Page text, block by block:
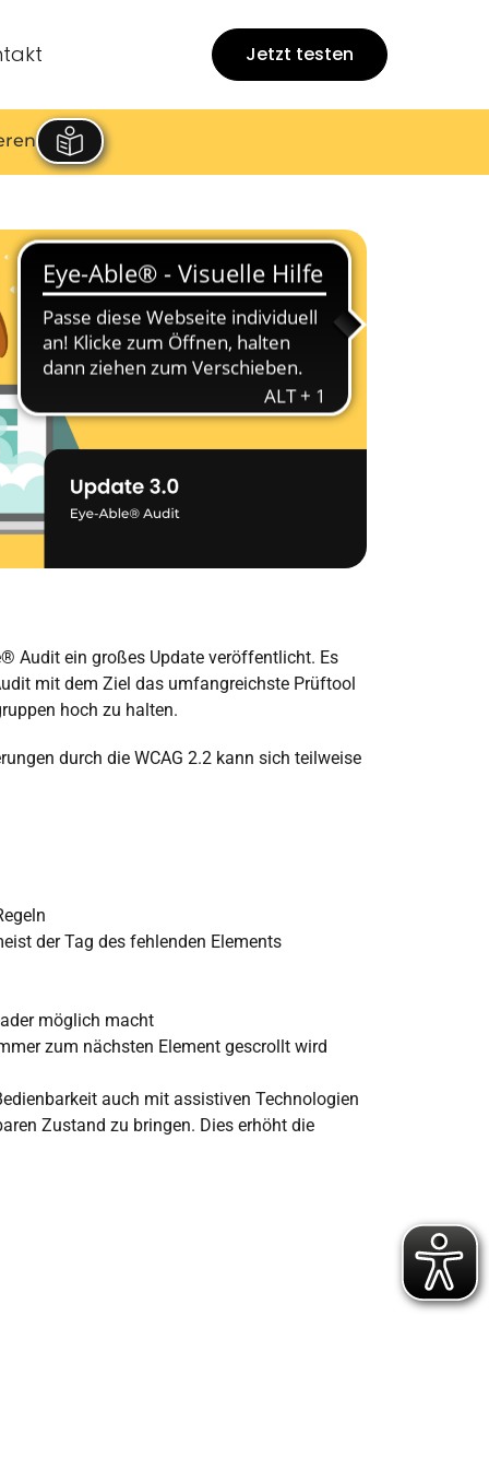
Jetzt testen
Audit ein großes Update veröffentlicht. Es
mit dem Ziel das umfangreichste Prüftool
hoch zu halten.
durch die WCAG 2.2 kann sich teilweise
der Tag des fehlenden Elements
möglich macht
zum nächsten Element gescrollt wird
auch mit assistiven Technologien
Zustand zu bringen. Dies erhöht die